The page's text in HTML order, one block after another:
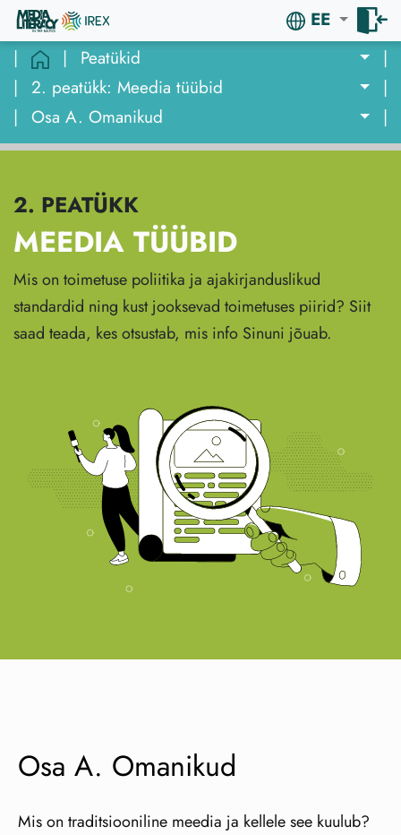
EE
|
| Peatükid
|
| 2. peatükk: Meedia tüübid
|
| Osa A. Omanikud |
2. PEATÜKK
MEEDIA TÜÜBID
Mis on toimetuse poliitika ja ajakirjanduslikud
standardid ning kust jooksevad toimetuses piirid? Siit
saad teada, kes otsustab, mis info Sinuni jõuab.
Osa A. Omanikud
Mis on traditsiooniline meedia ja kellele see kuulub?